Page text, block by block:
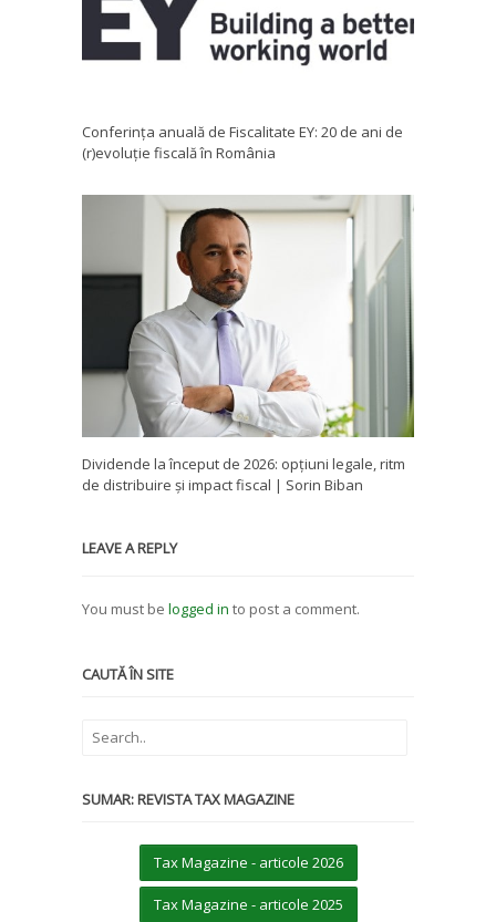
Conferința anuală de Fiscalitate EY: 20 de ani de
(r)evoluție fiscală în România
Dividende la început de 2026: opțiuni legale, ritm
de distribuire și impact fiscal | Sorin Biban
LEAVE A REPLY
You must be logged in to post a comment.
CAUTĂ ÎN SITE
SUMAR: REVISTA TAX MAGAZINE
Tax Magazine - articole 2026
Tax Magazine - articole 2025